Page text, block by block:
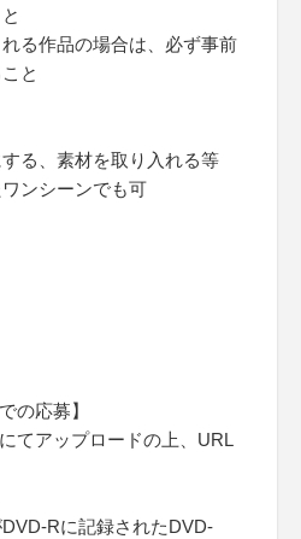
る作品の場合は、必ず事前
と
る、素材を取り入れる等
ンシーンでも可
の応募】
てアップロードの上、URL
Rに記録されたDVD-